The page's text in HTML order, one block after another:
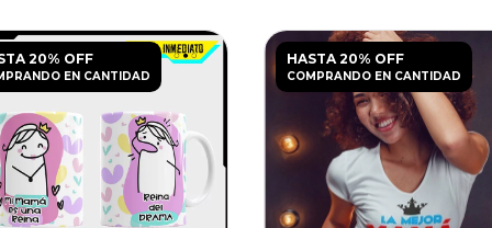
20% OFF
EN CANTIDAD
HASTA 20% OFF
COMPRANDO EN CANTIDAD